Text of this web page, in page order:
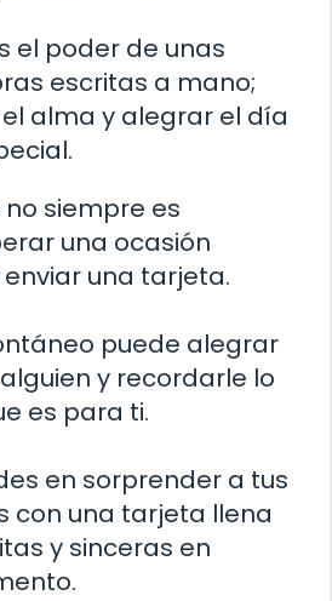
el poder de unas
escritas a mano;
alma y alegrar el día
siempre es
una ocasión
una tarjeta.
puede alegrar
y recordarle lo
es para ti.
en sorprender a tus
con una tarjeta llena
y sinceras en